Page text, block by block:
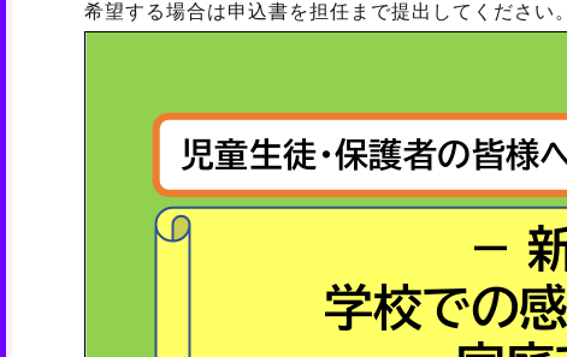
希望する場合は申込書を担任まで提出してください。